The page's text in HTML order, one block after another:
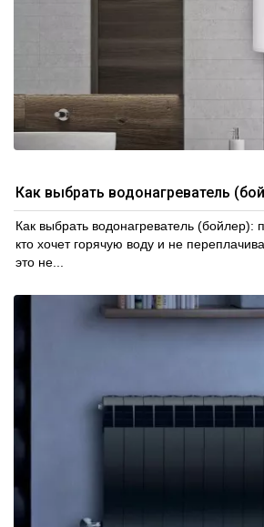
Как выбрать водонагреватель
Как выбрать водонагреватель (бойлер):
кто хочет горячую воду и не
это не...